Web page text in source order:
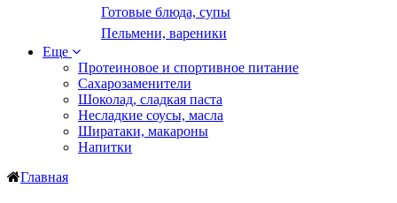
Готовые блюда, супы
Пельмени, вареники
Еще
Протеиновое и спортивное питание
Сахарозаменители
Шоколад, сладкая паста
Несладкие соусы, масла
Ширатаки, макароны
Напитки
Главная